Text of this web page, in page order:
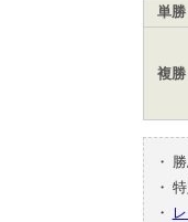
単勝
複勝
・
・
・